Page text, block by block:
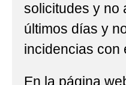
solicitudes y no
últimos días y
incidencias con
En la página